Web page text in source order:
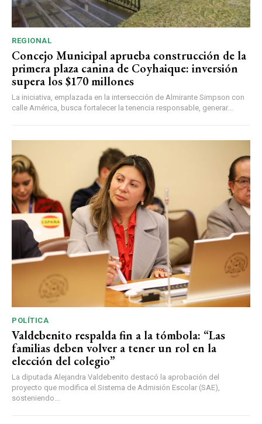
REGIONAL
Concejo Municipal aprueba construcción de la
primera plaza canina de Coyhaique: inversión
supera los $170 millones
La iniciativa, emplazada en la intersección de Almirante Simpson con
calle América, busca fortalecer la tenencia responsable, generar...
POLÍTICA
Valdebenito respalda fin a la tómbola: “Las
familias deben volver a tener un rol en la
elección del colegio”
La diputada Alejandra Valdebenito destacó la aprobación del
proyecto que modifica el Sistema de Admisión Escolar (SAE),
sosteniendo...